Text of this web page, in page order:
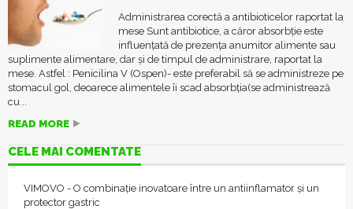
Administrarea corectă a antibioticelor raportat la
mese Sunt antibiotice, a căror absorbție este
influențată de prezența anumitor alimente sau
suplimente alimentare, dar și de timpul de administrare, raportat la
mese. Astfel : Penicilina V (Ospen)- este preferabil să se administreze pe
stomacul gol, deoarece alimentele îi scad absorbția(se administrează
cu...
READ MORE
CELE MAI COMENTATE
VIMOVO - O combinație inovatoare între un antiinflamator și un
protector gastric